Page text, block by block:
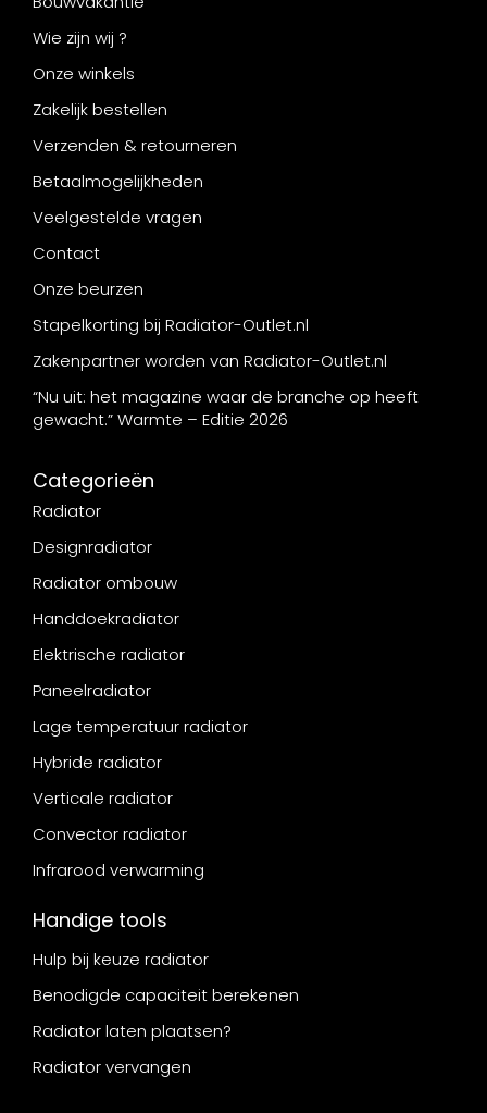
Wie zijn wij ?
Onze winkels
Zakelijk bestellen
Verzenden & retourneren
Betaalmogelijkheden
Veelgestelde vragen
Contact
Onze beurzen
Stapelkorting bij Radiator-Outlet.nl
Zakenpartner worden van Radiator-Outlet.nl
“Nu uit: het magazine waar de branche op heeft
gewacht.” Warmte – Editie 2026
Categorieën
Radiator
Designradiator
Radiator ombouw
Handdoekradiator
Elektrische radiator
Paneelradiator
Lage temperatuur radiator
Hybride radiator
Verticale radiator
Convector radiator
Infrarood verwarming
Handige tools
Hulp bij keuze radiator
Benodigde capaciteit berekenen
Radiator laten plaatsen?
Radiator vervangen